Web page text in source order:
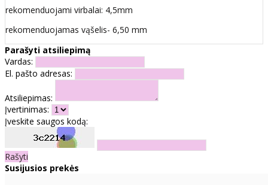
rekomenduojami virbalai: 4,5mm
rekomenduojamas vąšelis- 6,50 mm
Parašyti atsiliepimą
Vardas:
El. pašto adresas:
Atsiliepimas:
Įvertinimas:
Įveskite saugos kodą:
Rašyti
Susijusios prekės